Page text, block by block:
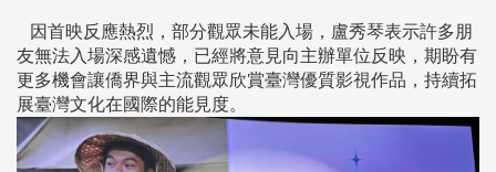
因首映反應熱烈，部分觀眾未能入場，盧秀琴表示許多朋
友無法入場深感遺憾，已經將意見向主辦單位反映，期盼有
更多機會讓僑界與主流觀眾欣賞臺灣優質影視作品，持續拓
展臺灣文化在國際的能見度。